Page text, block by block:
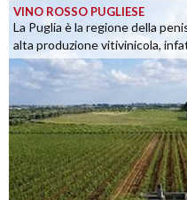
VINO ROSSO PUGLIESE
La Puglia è la regione della
alta produzione vitivinicola,